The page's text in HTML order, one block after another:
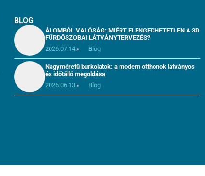
BLOG
ÁLOMBÓL VALÓSÁG: MIÉRT ELENGEDHETETLEN A 3D
FÜRDŐSZOBAI LÁTVÁNYTERVEZÉS?
2026.07.14.
Blog
Nagyméretű burkolatok: a modern otthonok látványos
és időtálló megoldása
2026.06.13.
Blog